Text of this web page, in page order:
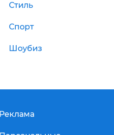
Стиль
Спорт
Шоубиз
Реклама